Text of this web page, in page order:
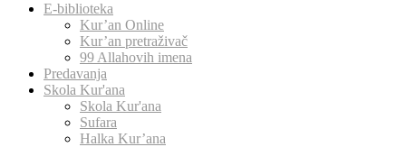
E-biblioteka
Kur’an Online
Kur’an pretraživač
99 Allahovih imena
Predavanja
Skola Kur'ana
Skola Kur'ana
Sufara
Halka Kur’ana